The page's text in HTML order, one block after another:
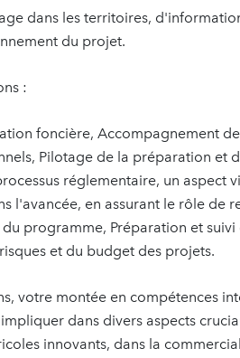
dans les territoires,
du projet.
:
foncière, Accompagnement
Pilotage de la préparation et
réglementaire, un aspect
l'avancée, en assurant le rôle de
programme, Préparation et
et du budget des projets.
votre montée en compétences
dans divers aspects
innovants, dans la